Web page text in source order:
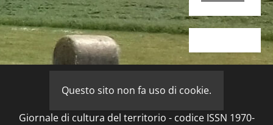
Questo sito non fa uso di cookie.
Giornale di cultura del territorio - codice ISSN 1970-